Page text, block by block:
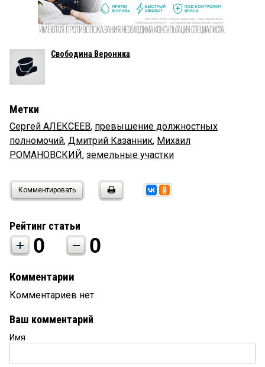
Свободина Вероника
Метки
Сергей АЛЕКСЕЕВ, превышение должностных
полномочий, Дмитрий Казанник, Михаил
РОМАНОВСКИЙ, земельные участки
Комментировать
Рейтинг статьи
0 0
Комментарии
Комментариев нет.
Ваш комментарий
Имя